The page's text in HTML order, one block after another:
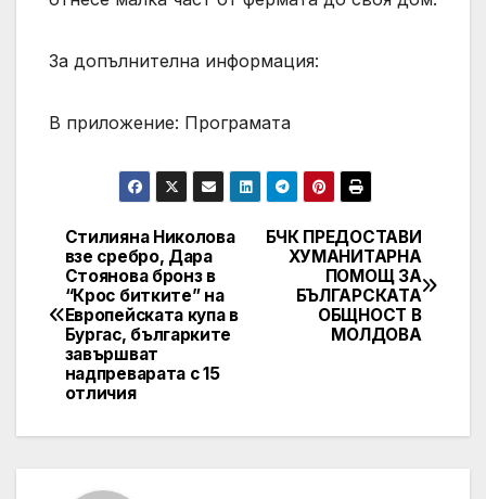
За допълнителна информация:
В приложение: Програмата
Post
navigation
БЧК ПРЕДОСТАВИ
ХУМАНИТАРНА
ПОМОЩ ЗА
БЪЛГАРСКАТА
ОБЩНОСТ В
МОЛДОВА
Стилияна Николова
взе сребро, Дара
Стоянова бронз в
“Крос битките” на
Европейската купа в
Бургас, българките
завършват
надпреварата с 15
отличия